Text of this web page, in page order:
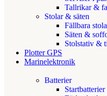
Tallrikar &
Stolar & säten
Fällbara
Säten &
Stolstativ &
Plotter GPS
Marinelektronik
Batterier
Startbatterier